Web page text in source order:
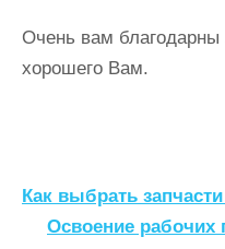
Очень вам благодарны
хорошего Вам.
Н
Как выбрать
Освоение рабочих